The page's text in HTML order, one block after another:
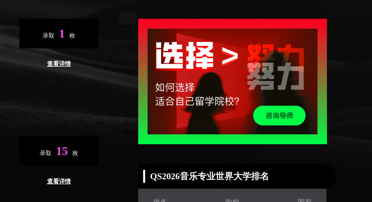
录取 1 枚
查看详情
录取 15 枚
查看详情 QS2026音乐专业世界大学排名